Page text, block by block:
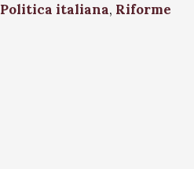
Politica italiana, Riforme